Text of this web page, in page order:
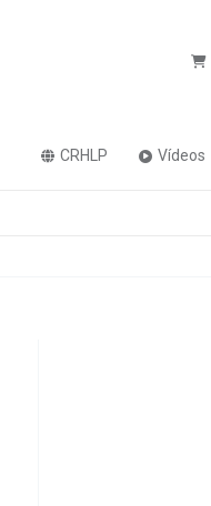
CRHLP Vídeos